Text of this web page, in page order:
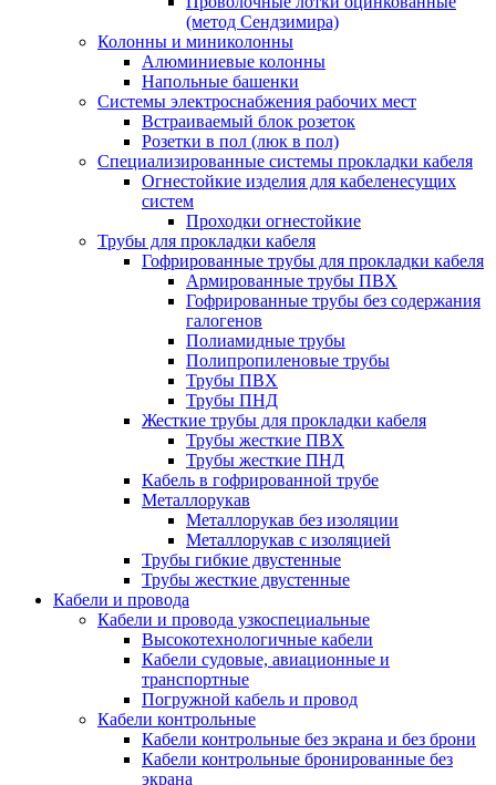
(метод Сендзимира)
Колонны и миниколонны
Алюминиевые колонны
Напольные башенки
Системы электроснабжения рабочих мест
Встраиваемый блок розеток
Розетки в пол (люк в пол)
Специализированные системы прокладки кабеля
Огнестойкие изделия для кабеленесущих
систем
Проходки огнестойкие
Трубы для прокладки кабеля
Гофрированные трубы для прокладки кабеля
Армированные трубы ПВХ
Гофрированные трубы без содержания
галогенов
Полиамидные трубы
Полипропиленовые трубы
Трубы ПВХ
Трубы ПНД
Жесткие трубы для прокладки кабеля
Трубы жесткие ПВХ
Трубы жесткие ПНД
Кабель в гофрированной трубе
Металлорукав
Металлорукав без изоляции
Металлорукав с изоляцией
Трубы гибкие двустенные
Трубы жесткие двустенные
Кабели и провода
Кабели и провода узкоспециальные
Высокотехнологичные кабели
Кабели судовые, авиационные и
транспортные
Погружной кабель и провод
Кабели контрольные
Кабели контрольные без экрана и без брони
Кабели контрольные бронированные без
экрана